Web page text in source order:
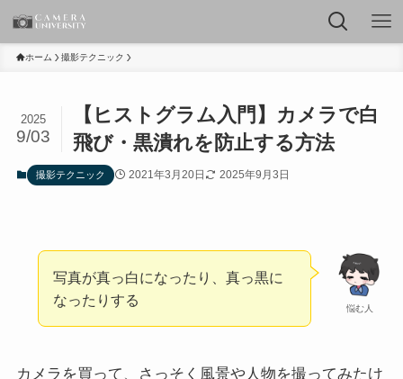
ホーム 撮影テクニック
【ヒストグラム入門】カメラで白
飛び・黒潰れを防止する方法
2025
9/03
撮影テクニック 2021年3月20日 2025年9月3日
悩む人
写真が真っ白になったり、真っ黒に
なったりする
カメラを買って、さっそく風景や人物を撮ってみたけ